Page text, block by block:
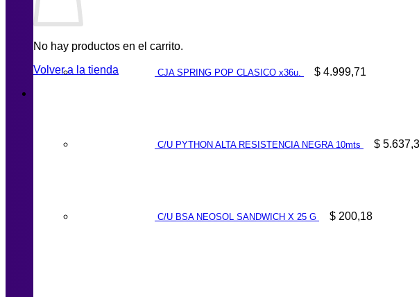
No hay productos en el carrito.
Volver a la tienda
CJA SPRING POP CLASICO x36u. $ 4.999,71
C/U PYTHON ALTA RESISTENCIA NEGRA 10mts $
C/U BSA NEOSOL SANDWICH X 25 G $ 200,18